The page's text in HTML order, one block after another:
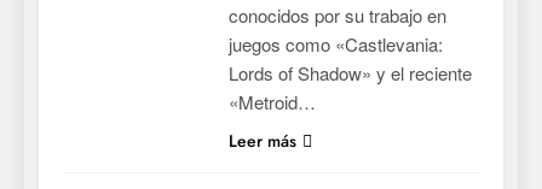
conocidos por su trabajo en
juegos como «Castlevania:
Lords of Shadow» y el reciente
«Metroid…
Leer más